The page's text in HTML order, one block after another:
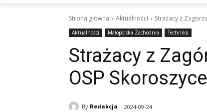
Strona główna Aktualności Strażacy z
Aktualności Małopolska Zachodnia Technika
Strażacy z
OSP
By Redakcja 2024-09-24